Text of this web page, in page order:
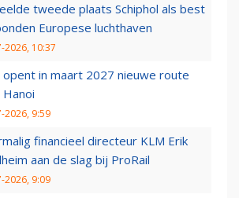
tweede plaats Schiphol als best
Europese luchthaven
2026, 10:37
opent in maart 2027 nieuwe route
Hanoi
2026, 9:59
financieel directeur KLM Erik
aan de slag bij ProRail
2026, 9:09